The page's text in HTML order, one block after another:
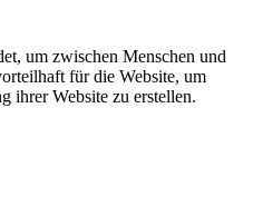
um zwischen Menschen und
für die Website, um
ihrer Website zu erstellen.